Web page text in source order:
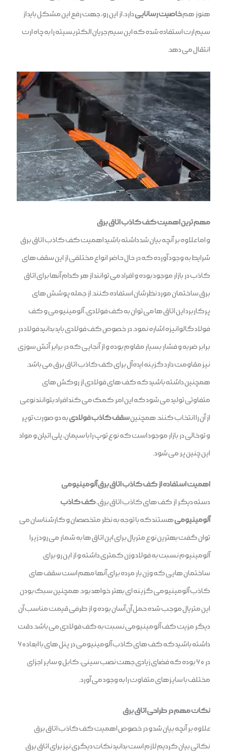
هنوز همخاصیت رساناییدارد، از این رو، جهت رفع این مشکل باید از
سیم ارت استفاده شده که این سیم جریان الکتریسیته را به چاه ارت
انتقال می دهد.
مهم ترین اهمیت کف کاذب اتاق برق
و اما علاوه بر آنچه بیان شد داشته باشید اهمیت کف کاذب اتاق برق
شرایط به وجود آورده که در حال حاضر انواع مختلفی از این سقف های
کاذب در بازار موجود بوده و افراد می‌ توانند از هر کدام آنها برای اتاق
برق ساختمان مورد نظرشان استفاده کنند. از جمله پوشش های
پرکاربرد این اتاق ها می توان به کف فولادی، آلومینیومی و کف
فولاد گالوانیزه اشاره نمود. در خصوص کف فولادی باید بدانید فولاد در
برابر ضربه و فشار بسیار مقاوم بوده و از آنجایی که در برابر آتش سوزی
نیز مقاومت دارد گزینه ایده‌آل برای کف کاذب اتاق برق می باشد.
همچنین داشته باشید که کف های فولادی از روکش های
متفاوتی تولید می ‌شود که این امر کمک می ‌کند افراد بتوانند نوعی
از آن را انتخاب کنند. همچنینسقف کاذب فولادیبه دو صورت توپر
و توخالی در بازار موجود است که نوع توپ را با سیمان، پلی اتیلن و مواد
این چنین پر می ‌شود.
اهمیت استفاده از کف کاذب اتاق برق آلومینیومی
دسته دیگر از کف های کاذب اتاق برق،کف کاذب
آلومینیومیهستند که با توجه به نظر متخصصان و کارشناسان می
توان گفت بهترین نوع متریال برای این اتاق ها به شمار می رود زیرا
آلومینیوم نسبت به فولاد وزن کمتری داشته و از این رو برای
ساختمان هایی که وزن بار مرده برای آنها مهم است سقف های
کاذب آلومینیومی گزینه‌ ای بهتر خواهد بود. همچنین سبک بودن
این متریال موجب شده حمل آن آسان بوده و از طرفی قیمت مناسب آن
دیگر مزیت کف آلومینیومی نسبت به کف فولادی می باشد. دقت
داشته باشید که کف های کاذب آلومینیومی در پنل های با ابعاد ۶۰
در ۶۰ بوده که فضای زیادی جهت نصب سینی، کابل و سایر اجزای
مختلف با سایزهای متفاوت را به وجود می ‌آورد.
نکات مهم در طراحی اتاق برق
علاوه بر آنچه بیان شد و در خصوص اهمیت کف کاذب اتاق برق
نکاتی بیان کردیم لازم است بدانید نکات دیگری نیز برای اتاق برق